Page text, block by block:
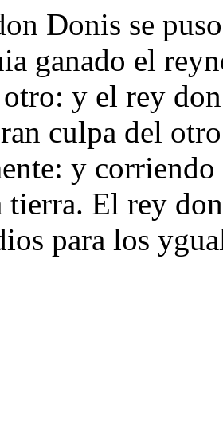
Donis se
ganado el
y el rey don
culpa del
y
tierra. El rey
para los